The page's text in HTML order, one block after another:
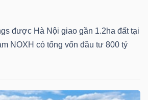
được Hà Nội giao gần 1.2ha đất tại
NOXH có tổng vốn đầu tư 800 tỷ